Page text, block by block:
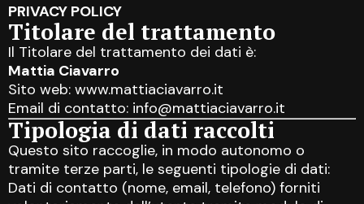
PRIVACY POLICY
Titolare del trattamento
Il Titolare del trattamento dei dati è:
Mattia Ciavarro
Sito web: www.mattiaciavarro.it
Email di contatto: info@mattiaciavarro.it
Tipologia di dati raccolti
Questo sito raccoglie, in modo autonomo o
tramite terze parti, le seguenti tipologie di dati:
Dati di contatto (nome, email, telefono) forniti